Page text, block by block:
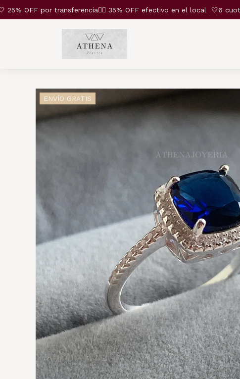
OFF por transferencia❤️‍🔥 35% OFF efectivo en el local 🤍6 cuotas
ENVÍO GRATIS